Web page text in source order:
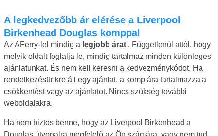
A legkedvezőbb ár elérése a Liverpool
Birkenhead Douglas komppal
Az AFerry-lel mindig a legjobb árat . Függetlenül attól, hogy
melyik oldalt foglalja le, mindig tartalmaz minden különleges
ajánlatunkat. És nem kell keresni a kedvezménykódot. Ha
rendelkezésünkre áll egy ajánlat, a komp ára tartalmazza a
csökkentést vagy az ajánlatot. Nincs szükség további
weboldalakra.
Ha nem biztos benne, hogy az Liverpool Birkenhead a
Douglas útvonalra megfelelő az Ön számára, vagy nem tud